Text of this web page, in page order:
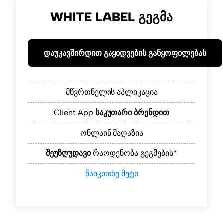
WHITE LABEL ᲒᲔᲒᲛᲐ
დაუკავშირდით გაყიდვების განყოფილებას
მწვრთნელის აპლიკაცია
Client App საკუთარი ბრენდით
ონლაინ მაღაზია
შეუზღუდავირაოდენობა გეგმების*
წაიკითხე მეტი